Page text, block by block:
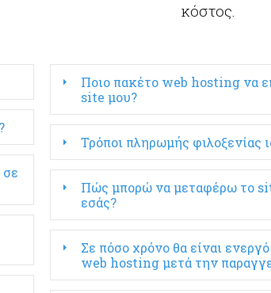
κόστος.
Ποιο πακέτο web hosting να
site μου?
Τρόποι πληρωμής φιλοξενίας
Πώς μπορώ να μεταφέρω το
εσάς?
Σε πόσο χρόνο θα είναι
web hosting μετά την